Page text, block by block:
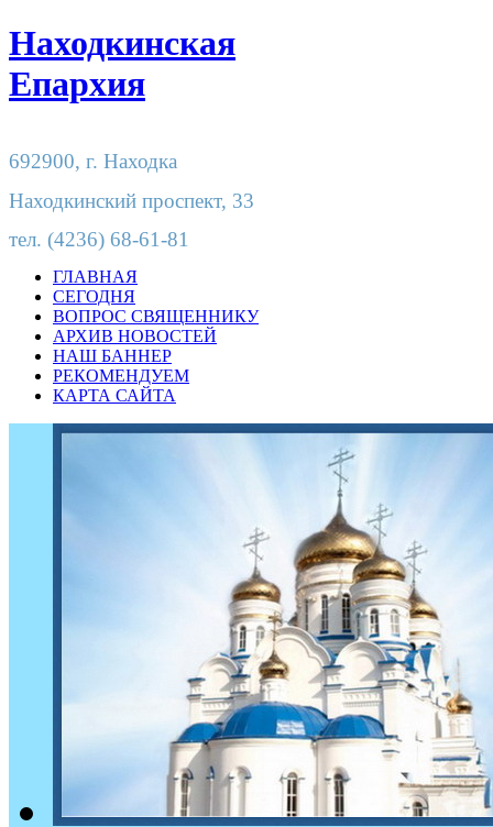
Находкинская
Епархия
692900, г. Находка
Находкинский проспект, 33
тел. (4236) 68-61-81
ГЛАВНАЯ
СЕГОДНЯ
ВОПРОС СВЯЩЕННИКУ
АРХИВ НОВОСТЕЙ
НАШ БАННЕР
РЕКОМЕНДУЕМ
КАРТА САЙТА